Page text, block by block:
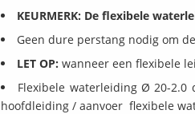
KEURMERK: De flexibele
Geen dure perstang nodig om
LET OP: wanneer een flexibele
Flexibele waterleiding Ø 20-
hoofdleiding / aanvoer flexibele